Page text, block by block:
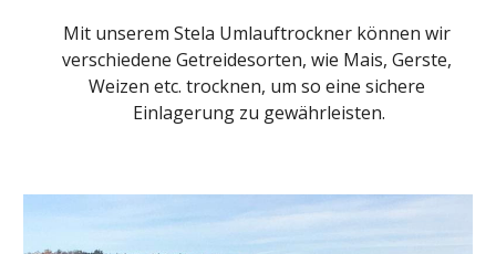
Mit unserem Stela Umlauftrockner können wir
verschiedene Getreidesorten, wie Mais, Gerste,
Weizen etc. trocknen, um so eine sichere
Einlagerung zu gewährleisten.